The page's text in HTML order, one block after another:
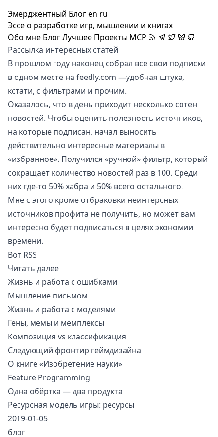
Эмерджентный Блогen ru
Эссе о разработке игр, мышлении и книгах
Обо мне БлогЛучшее Проекты MCP
Рассылка интересных статей
В прошлом году наконец собрал все свои подписки
в одном месте на feedly.com —удобная штука,
кстати, с фильтрами и прочим.
Оказалось, что в день приходит несколько сотен
новостей. Чтобы оценить полезность источников,
на которые подписан, начал выносить
действительно интересные материалы в
«избранное». Получился «ручной» фильтр, который
сокращает количество новостей раз в 100. Среди
них где-то 50% хабра и 50% всего остального.
Мне с этого кроме отбраковки неинтерсных
источников профита не получить, но может вам
интересно будет подписаться в целях экономии
времени.
Вот RSS
Читать далее
Жизнь и работа с ошибками
Мышление письмом
Жизнь и работа с моделями
Гены, мемы и мемплексы
Композиция vs классификация
Следующий фронтир геймдизайна
О книге «Изобретение науки»
Feature Programming
Одна обёртка — два продукта
Ресурсная модель игры: ресурсы
2019-01-05
блог